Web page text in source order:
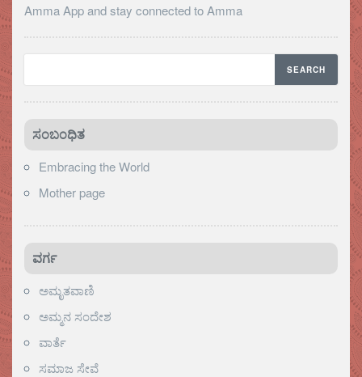
Amma App and stay connected to Amma
ಸಂಬಂಧಿತ
Embracing the World
Mother page
ವರ್ಗ
ಅಮೃತವಾಣಿ
ಅಮ್ಮನ ಸಂದೇಶ
ವಾರ್ತೆ
ಸಮಾಜ ಸೇವೆ